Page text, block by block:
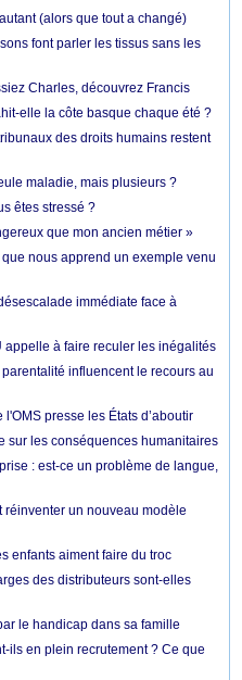
(alors que tout a changé)
font parler les tissus sans les
Charles, découvrez Francis
elle la côte basque chaque été ?
des droits humains restent
maladie, mais plusieurs ?
êtes stressé ?
que mon ancien métier »
nous apprend un exemple venu
immédiate face à
appelle à faire reculer les inégalités
influencent le recours au
presse les États d’aboutir
sur les conséquences humanitaires
: est-ce un problème de langue,
réinventer un nouveau modèle
enfants aiment faire du troc
des distributeurs sont-elles
le handicap dans sa famille
ils en plein recrutement ? Ce que